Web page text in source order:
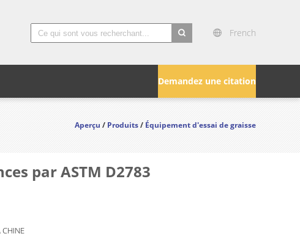
French
Demandez une citation
Aperçu/Produits/Équipement d'essai de graisse
par ASTM D2783
CHINE